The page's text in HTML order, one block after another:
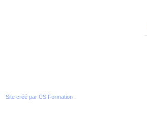
Site créé par CS Formation .